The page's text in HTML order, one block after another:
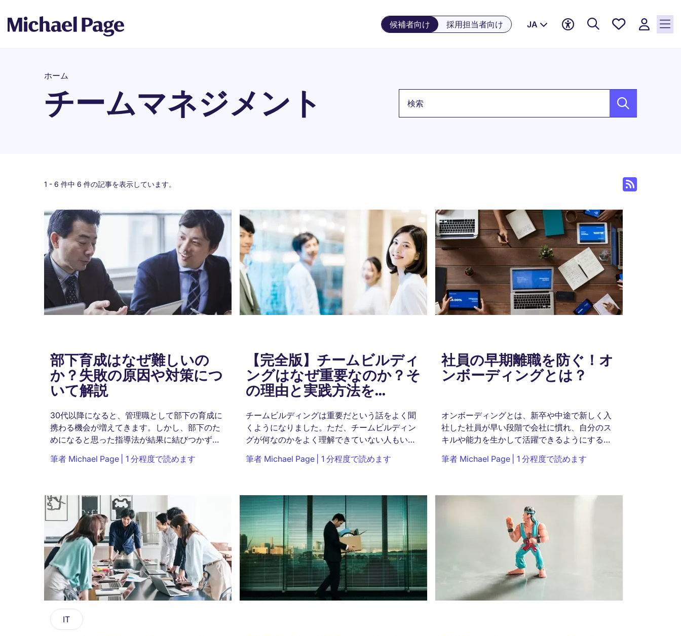
候補者向け 採用担当者向け JA
お気に
に保存
されて
います
ホーム
チームマネジメント
1 - 6 件中 6 件の記事を表示しています。
部下育成はなぜ難しいの
か？失敗の原因や対策につ
いて解説
30代以降になると、管理職として部下の育成に
携わる機会が増えてきます。しかし、部下のた
めになると思った指導法が結果に結びつかず、
悩んでいる人も多いのではないでしょうか。今
回は、部下育成について詳しく解説します。...
筆者 Michael Page 1 分程度で読めます
【完全版】チームビルディ
ングはなぜ重要なのか？そ
の理由と実践方法を...
チームビルディングは重要だという話をよく聞
くようになりました。ただ、チームビルディン
グが何なのかをよく理解できていない人もいる
でしょう。この記事ではチームビルディングの
意味と重要性についてわかりやすく解説しま
筆者 Michael Page 1 分程度で読めます
社員の早期離職を防ぐ！オ
ンボーディングとは？
オンボーディングとは、新卒や中途で新しく入
社した社員が早い段階で会社に慣れ、自分のス
キルや能力を生かして活躍できるようにするた
めのサポートのことを指します。このオンボー
ディング期間が、新たに入社する社員の定着率
筆者 Michael Page 1 分程度で読めます
IT